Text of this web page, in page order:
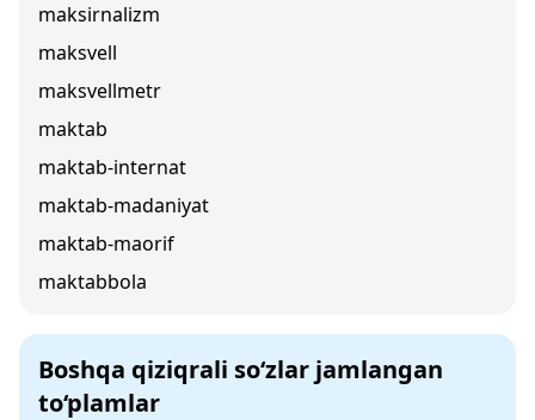
maksirnalizm
maksvell
maksvellmetr
maktab
maktab-internat
maktab-madaniyat
maktab-maorif
maktabbola
Boshqa qiziqrali so‘zlar jamlangan
to‘plamlar